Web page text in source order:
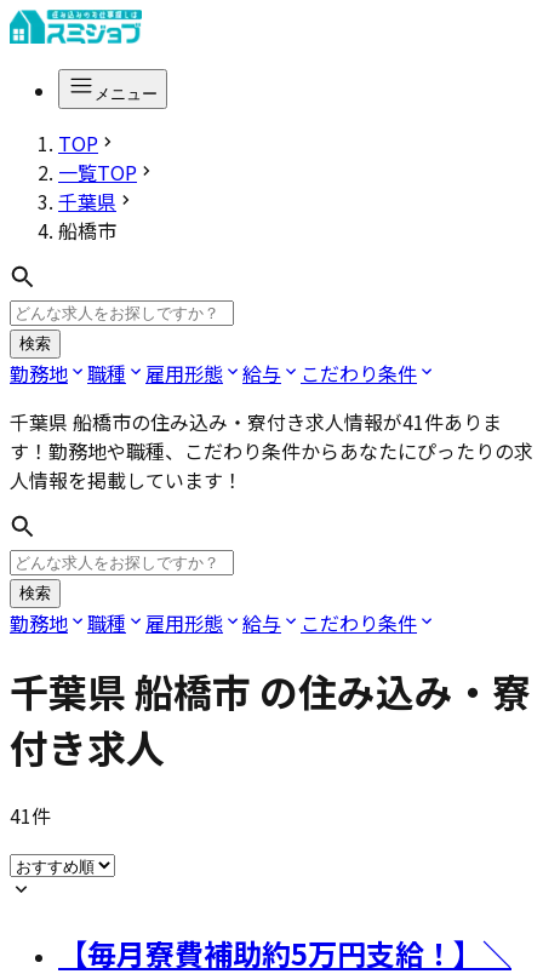
メニュー
TOP
一覧TOP
千葉県
船橋市
検索
勤務地 職種 雇用形態 給与
こだわり条件
千葉県 船橋市の住み込み・寮付き求人情報が41件ありま
す！勤務地や職種、こだわり条件からあなたにぴったりの求
人情報を掲載しています！
検索
勤務地 職種 雇用形態 給与 こだわり条件
千葉県 船橋市 の住み込み・寮
付き求人
41件
【毎月寮費補助約5万円支給！】＼